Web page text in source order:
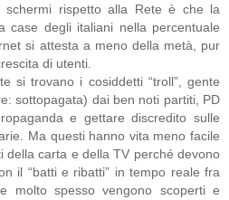
schermi rispetto alla Rete è che la
case degli italiani nella percentuale
si attesta a meno della metà, pur
di utenti.
si trovano i cosiddetti “troll”, gente
sottopagata) dai ben noti partiti, PD
e gettare discredito sulle
Ma questi hanno vita meno facile
della carta e della TV perché devono
il “batti e ribatti” in tempo reale fra
molto spesso vengono scoperti e